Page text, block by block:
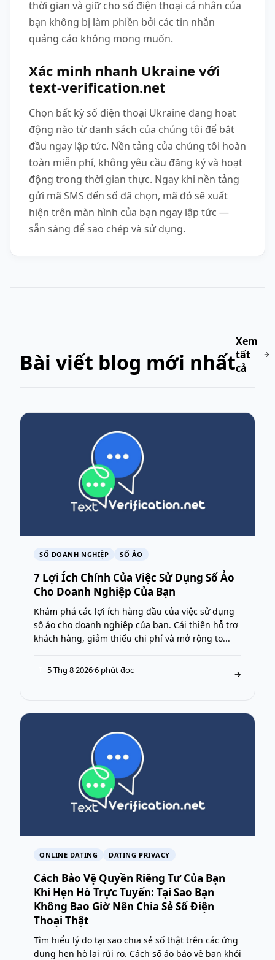
thời gian và giữ cho số điện thoại cá nhân của
bạn không bị làm phiền bởi các tin nhắn
quảng cáo không mong muốn.
Xác minh nhanh Ukraine với
text-verification.net
Chọn bất kỳ số điện thoại Ukraine đang hoạt
động nào từ danh sách của chúng tôi để bắt
đầu ngay lập tức. Nền tảng của chúng tôi hoàn
toàn miễn phí, không yêu cầu đăng ký và hoạt
động trong thời gian thực. Ngay khi nền tảng
gửi mã SMS đến số đã chọn, mã đó sẽ xuất
hiện trên màn hình của bạn ngay lập tức —
sẵn sàng để sao chép và sử dụng.
Bài viết blog mới nhất
Xem
tất
cả
SỐ DOANH NGHIỆP SỐ ẢO
7 Lợi Ích Chính Của Việc Sử Dụng Số Ảo
Cho Doanh Nghiệp Của Bạn
Khám phá các lợi ích hàng đầu của việc sử dụng
số ảo cho doanh nghiệp của bạn. Cải thiện hỗ trợ
khách hàng, giảm thiểu chi phí và mở rộng to...
5 Thg 8 2026·6 phút đọc →
ONLINE DATING DATING PRIVACY
Cách Bảo Vệ Quyền Riêng Tư Của Bạn
Khi Hẹn Hò Trực Tuyến: Tại Sao Bạn
Không Bao Giờ Nên Chia Sẻ Số Điện
Thoại Thật
Tìm hiểu lý do tại sao chia sẻ số thật trên các ứng
dụng hẹn hò lại rủi ro. Cách số ảo bảo vệ bạn khỏi